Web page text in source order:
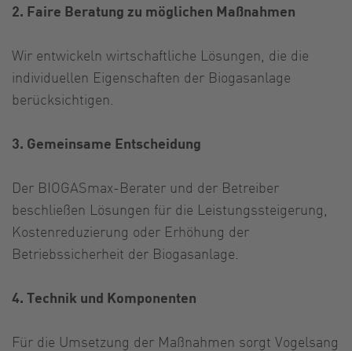
2. Faire Beratung zu möglichen Maßnahmen
Wir entwickeln wirtschaftliche Lösungen, die die
individuellen Eigenschaften der Biogasanlage
berücksichtigen.
3. Gemeinsame Entscheidung
Der BIOGASmax-Berater und der Betreiber
beschließen Lösungen für die Leistungssteigerung,
Kostenreduzierung oder Erhöhung der
Betriebssicherheit der Biogasanlage.
4. Technik und Komponenten
Für die Umsetzung der Maßnahmen sorgt Vogelsang